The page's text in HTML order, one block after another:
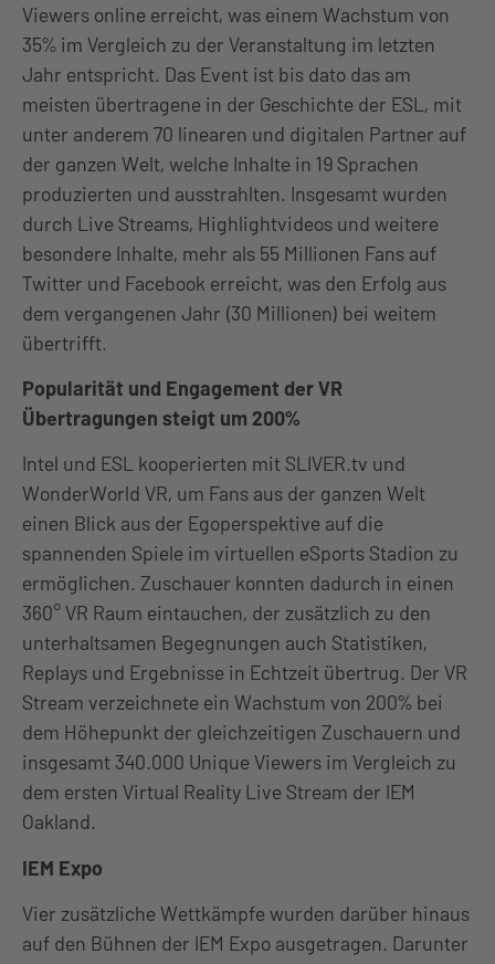
Viewers online erreicht, was einem Wachstum von
35% im Vergleich zu der Veranstaltung im letzten
Jahr entspricht. Das Event ist bis dato das am
meisten übertragene in der Geschichte der ESL, mit
unter anderem 70 linearen und digitalen Partner auf
der ganzen Welt, welche Inhalte in 19 Sprachen
produzierten und ausstrahlten. Insgesamt wurden
durch Live Streams, Highlightvideos und weitere
besondere Inhalte, mehr als 55 Millionen Fans auf
Twitter und Facebook erreicht, was den Erfolg aus
dem vergangenen Jahr (30 Millionen) bei weitem
übertrifft.
Popularität und Engagement der VR
Übertragungen steigt um 200%
Intel und ESL kooperierten mit SLIVER.tv und
WonderWorld VR, um Fans aus der ganzen Welt
einen Blick aus der Egoperspektive auf die
spannenden Spiele im virtuellen eSports Stadion zu
ermöglichen. Zuschauer konnten dadurch in einen
360° VR Raum eintauchen, der zusätzlich zu den
unterhaltsamen Begegnungen auch Statistiken,
Replays und Ergebnisse in Echtzeit übertrug. Der VR
Stream verzeichnete ein Wachstum von 200% bei
dem Höhepunkt der gleichzeitigen Zuschauern und
insgesamt 340.000 Unique Viewers im Vergleich zu
dem ersten Virtual Reality Live Stream der IEM
Oakland.
IEM Expo
Vier zusätzliche Wettkämpfe wurden darüber hinaus
auf den Bühnen der IEM Expo ausgetragen. Darunter